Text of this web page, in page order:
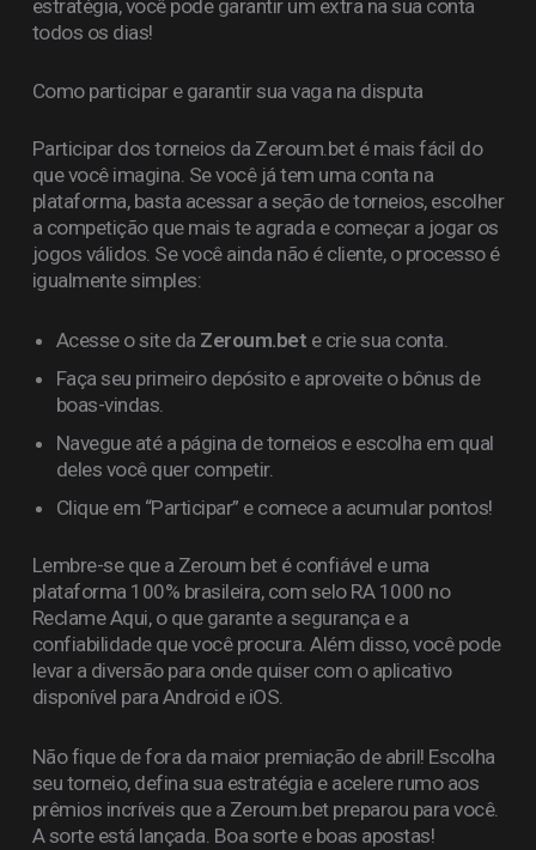
estratégia, você pode garantir um extra na sua conta
todos os dias!
Como participar e garantir sua vaga na disputa
Participar dos torneios da Zeroum.bet é mais fácil do
que você imagina. Se você já tem uma conta na
plataforma, basta acessar a seção de torneios, escolher
a competição que mais te agrada e começar a jogar os
jogos válidos. Se você ainda não é cliente, o processo é
igualmente simples:
Acesse o site da Zeroum.bet e crie sua conta.
Faça seu primeiro depósito e aproveite o bônus de
boas-vindas.
Navegue até a página de torneios e escolha em qual
deles você quer competir.
Clique em “Participar” e comece a acumular pontos!
Lembre-se que a Zeroum bet é confiável e uma
plataforma 100% brasileira, com selo RA 1000 no
Reclame Aqui, o que garante a segurança e a
confiabilidade que você procura. Além disso, você pode
levar a diversão para onde quiser com o aplicativo
disponível para Android e iOS.
Não fique de fora da maior premiação de abril! Escolha
seu torneio, defina sua estratégia e acelere rumo aos
prêmios incríveis que a Zeroum.bet preparou para você.
A sorte está lançada. Boa sorte e boas apostas!